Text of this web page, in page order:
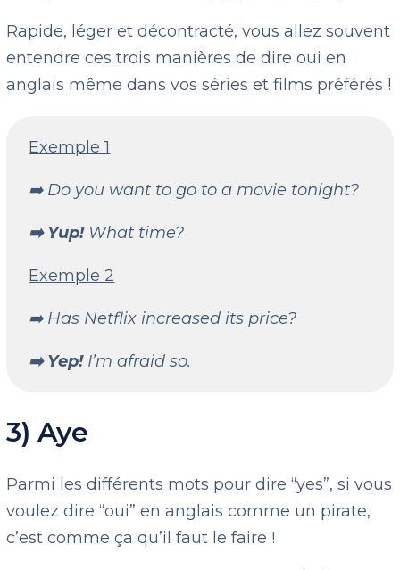
Rapide, léger et décontracté, vous allez souvent
entendre ces trois manières de dire oui en
anglais même dans vos séries et films préférés !
Exemple 1
➡️ Do you want to go to a movie tonight?
➡️ Yup!What time?
Exemple 2
➡️ Has Netflix increased its price?
➡️ Yep!I’m afraid so.
3) Aye
Parmi les différents mots pour dire “yes”, si vous
voulez dire “oui” en anglais comme un pirate,
c’est comme ça qu’il faut le faire !